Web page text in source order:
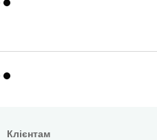
Клієнтам